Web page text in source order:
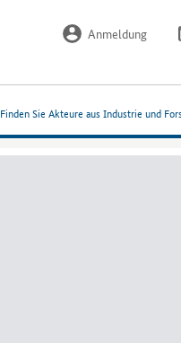
Finden Sie Akteure aus Industrie und
Anmeldung